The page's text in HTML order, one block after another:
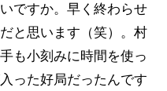
ですか。早く終わらせ
と思います（笑）。村
も小刻みに時間を使っ
った好局だったんです